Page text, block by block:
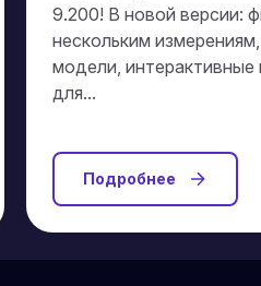
9.200! В новой версии:
нескольким
модели, интерактивные
для...
Подробнее